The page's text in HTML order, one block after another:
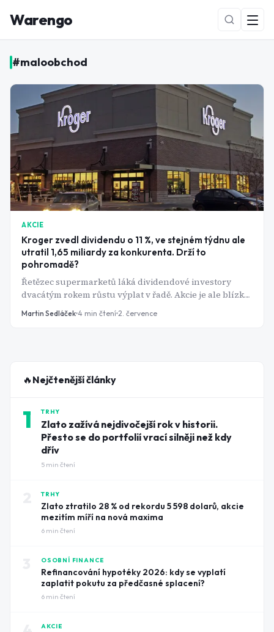
Warengo
#maloobchod
AKCIE
Kroger zvedl dividendu o 11 %, ve stejném týdnu ale
utratil 1,65 miliardy za konkurenta. Drží to
pohromadě?
Řetězec supermarketů láká dividendové investory
dvacátým rokem růstu výplat v řadě. Akcie je ale blízko
ročního minima a otazníků přibývá.
Martin Sedláček 4 min čtení 2. července
🔥 Nejčtenější články
1 TRHY
Zlato zažívá nejdivočejší rok v historii.
Přesto se do portfolií vrací silněji než kdy
dřív
5 min čtení
TRHY
Zlato ztratilo 28 % od rekordu 5 598 dolarů, akcie
mezitím míří na nová maxima
6 min čtení
OSOBNÍ FINANCE
Refinancování hypotéky 2026: kdy se vyplatí
zaplatit pokutu za předčasné splacení?
6 min čtení
AKCIE